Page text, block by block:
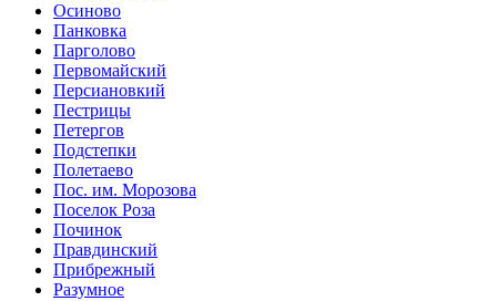
Осиново
Панковка
Парголово
Первомайский
Персиановкий
Пестрицы
Петергов
Подстепки
Полетаево
Пос. им. Морозова
Поселок Роза
Починок
Правдинский
Прибрежный
Разумное